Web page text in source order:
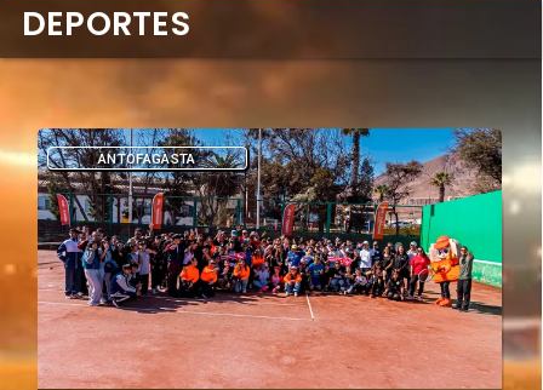
DEPORTES
DEPORTES